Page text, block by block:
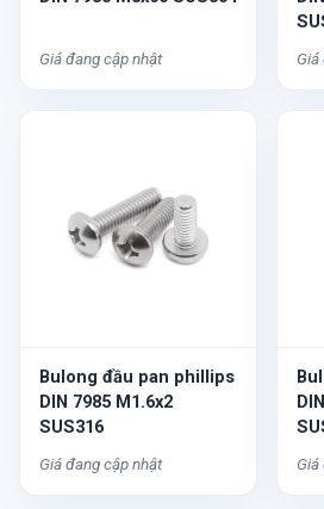
Giá đang cập nhật
Bulong đầu pan phillips
DIN 7985 M1.6x2
SUS316
Giá đang cập nhật